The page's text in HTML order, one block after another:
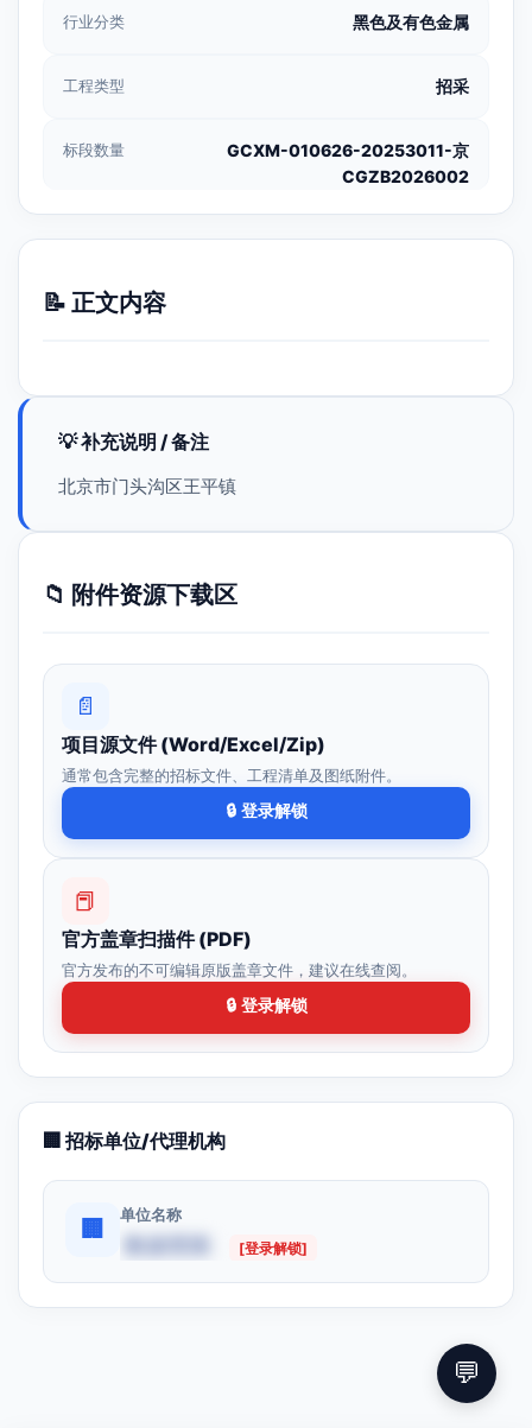
行业分类 黑色及有色金属
工程类型 招采
标段数量
GCXM-010626-20253011-京
CGZB2026002
📝 正文内容
💡 补充说明 / 备注
北京市门头沟区王平镇
📁 附件资源下载区
📄
项目源文件 (Word/Excel/Zip)
通常包含完整的招标文件、工程清单及图纸附件。
🔒 登录解锁
📕
官方盖章扫描件 (PDF)
官方发布的不可编辑原版盖章文件，建议在线查阅。
🔒 登录解锁
🏢 招标单位/代理机构
🏢
单位名称
[登录解锁]
💬